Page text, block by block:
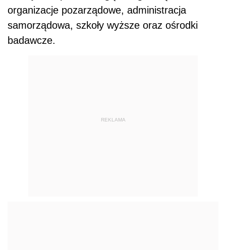
organizacje pozarządowe, administracja
samorządowa, szkoły wyższe oraz ośrodki
badawcze.
REKLAMA